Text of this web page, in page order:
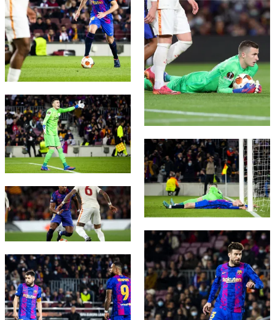
FC Barcelona club badge
FC Barcelona club badge
FC Barcelona club badge
FC Barcelona club badge
FC Barcelona club badge
FC Barcelona club badge